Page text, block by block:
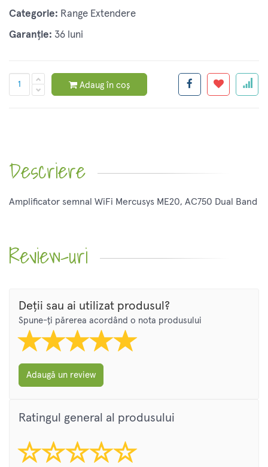
Categorie: Range Extendere
Garanție: 36 luni
Adaug în coș
Descriere
Amplificator semnal WiFi Mercusys ME20, AC750 Dual Band
Review-uri
Deții sau ai utilizat produsul?
Spune-ți părerea acordând o nota produsului
Adaugă un review
Ratingul general al produsului